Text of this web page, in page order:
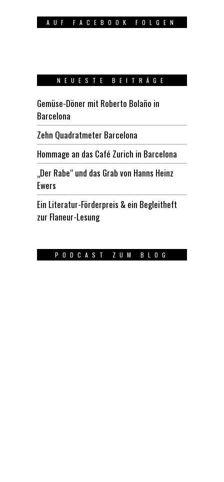
AUF FACEBOOK FOLGEN
NEUESTE BEITRÄGE
Gemüse-Döner mit Roberto Bolaño in
Barcelona
Zehn Quadratmeter Barcelona
Hommage an das Café Zurich in Barcelona
„Der Rabe“ und das Grab von Hanns Heinz
Ewers
Ein Literatur-Förderpreis & ein Begleitheft
zur Flaneur-Lesung
PODCAST ZUM BLOG